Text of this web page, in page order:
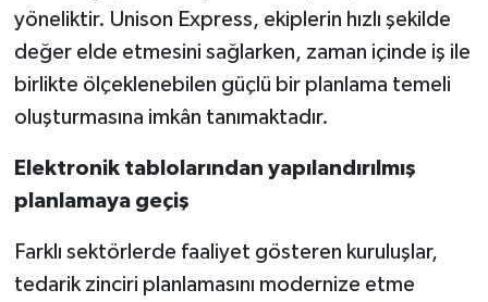
yöneliktir. Unison Express, ekiplerin hızlı şekilde
değer elde etmesini sağlarken, zaman içinde iş ile
birlikte ölçeklenebilen güçlü bir planlama temeli
oluşturmasına imkân tanımaktadır.
Elektronik tablolarından yapılandırılmış
planlamaya geçiş
Farklı sektörlerde faaliyet gösteren kuruluşlar,
tedarik zinciri planlamasını modernize etme